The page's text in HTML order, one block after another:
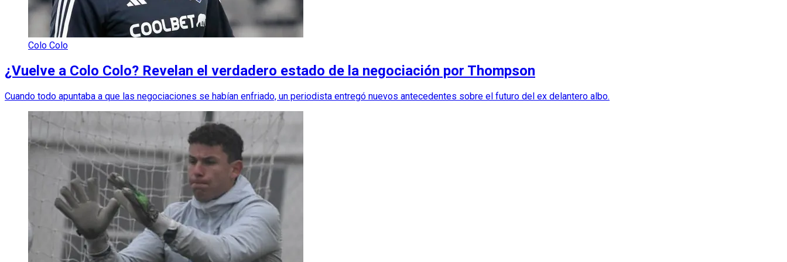
Colo Colo
¿Vuelve a Colo Colo? Revelan el verdadero estado de la negociación por Thompson
Cuando todo apuntaba a que las negociaciones se habían enfriado, un periodista entregó nuevos antecedentes sobre el futuro del ex delantero albo.